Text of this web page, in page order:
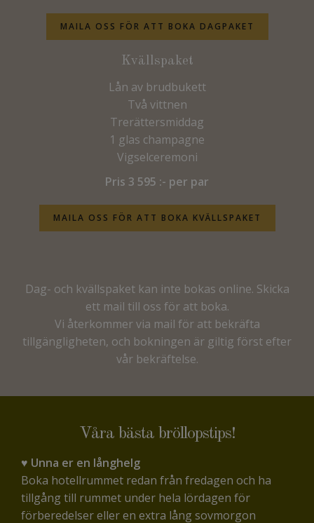
MAILA OSS FÖR ATT BOKA DAGPAKET
Kvällspaket
Lån av brudbukett
Två vittnen
Trerättersmiddag
1 glas champagne
Vigselceremoni
Pris 3 595 :- per par
MAILA OSS FÖR ATT BOKA KVÄLLSPAKET
Dag- och kvällspaket kan inte bokas online. Skicka
ett mail till oss för att boka.
Vi återkommer via mail för att bekräfta
tillgängligheten, och bokningen är giltig först efter
vår bekräftelse.
Våra bästa bröllopstips!
♥ Unna er en långhelg
Boka hotellrummet redan från fredagen och ha
tillgång till rummet under hela lördagen för
förberedelser eller en extra lång sovmorgon